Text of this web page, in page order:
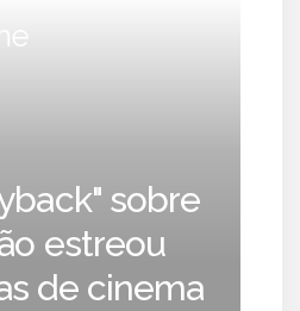
sobre
estreou
de cinema